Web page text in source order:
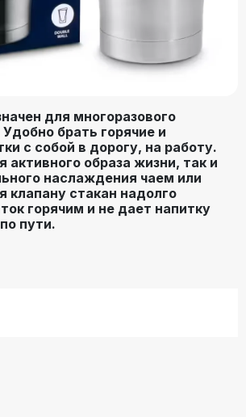
для многоразового
брать горячие и
с собой в дорогу, на работу.
активного образа жизни, так и
наслаждения чаем или
клапану стакан надолго
горячим и не дает напитку
пути.